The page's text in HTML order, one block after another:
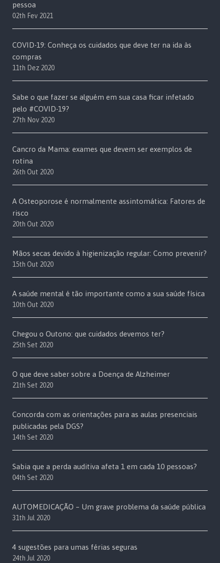
pessoa
02th Fev 2021
COVID-19: Conheça os cuidados que deve ter na ida às
compras
11th Dez 2020
Sabe o que fazer se alguém em sua casa ficar infetado
pelo #COVID-19?
27th Nov 2020
Cancro da Mama: exames que devem ser exemplos de
rotina
26th Out 2020
A Osteoporose é normalmente assintomática: Fatores de
risco
20th Out 2020
Mãos secas devido à higienização regular: Como prevenir?
15th Out 2020
A saúde mental é tão importante como a sua saúde física
10th Out 2020
Chegou o Outono: que cuidados devemos ter?
25th Set 2020
O que deve saber sobre a Doença de Alzheimer
21th Set 2020
Concorda com as orientações para as aulas presenciais
publicadas pela DGS?
14th Set 2020
Sabia que a perda auditiva afeta 1 em cada 10 pessoas?
04th Set 2020
AUTOMEDICAÇÃO – Um grave problema da saúde pública
31th Jul 2020
4 sugestões para umas férias seguras
24th Jul 2020